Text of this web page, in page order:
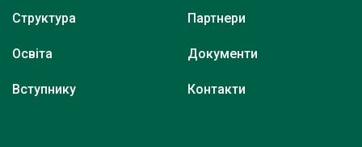
Структура
Освіта
Вступнику
Партнери
Документи
Контакти